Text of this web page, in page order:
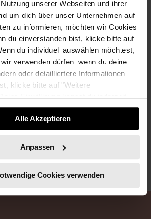
unserer Webseiten und ihrer
um dich über unser Unternehmen auf
zu informieren, möchten wir Cookies
du einverstanden bist, klicke bitte auf
du individuell auswählen möchtest,
verwenden dürfen, wenn du deine
oder detailliertere Informationen
klicke bitte auf "Weitere
Einwilligung kannst du jederzeit
Alle Akzeptieren
Anpassen
Cookies verwenden
Grube
Empowerment! Was es mit dem
Gap auf sich hat
NUSHU REDAKTION